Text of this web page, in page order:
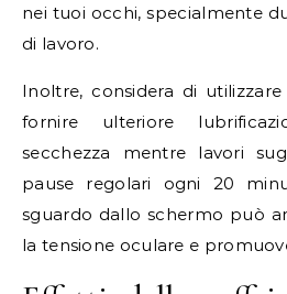
nei tuoi occhi, specialmente
di lavoro.
Inoltre, considera di
fornire ulteriore
secchezza mentre lavori
pause regolari ogni 20
sguardo dallo schermo può
la tensione oculare e